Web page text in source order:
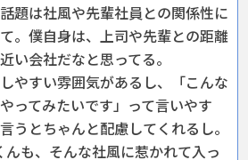
題は社風や先輩社員との関係性に
。僕自身は、上司や先輩との距離
い会社だなと思ってる。
やすい雰囲気があるし、「こんな
ってみたいです」って言いやす
うとちゃんと配慮してくれるし。
んも、そんな社風に惹かれて入っ